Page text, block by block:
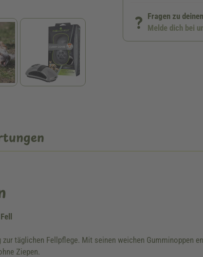
Fragen zu
Melde dich bei
täglichen Fellpflege. Mit seinen weichen Gumminoppen
Ziepen.